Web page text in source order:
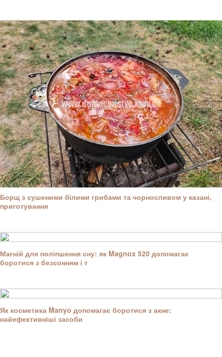
Борщ з сушеними білими грибами та чорносливом у казані,
приготування
Магній для поліпшення сну: як Magnox 520 допомагає
боротися з безсонням і т
Як косметика Manyo допомагає боротися з акне:
найефективніші засоби